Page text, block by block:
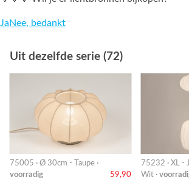
JaNee, bedankt
Uit dezelfde serie (72)
75005 · Ø 30cm - Taupe ·
voorradig
59,90
75232 · XL -
Wit ·